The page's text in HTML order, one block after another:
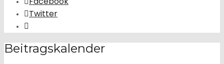
Twitter
Beitragskalender